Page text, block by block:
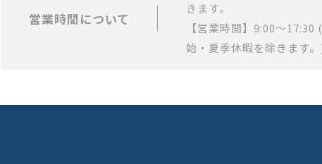
営業時間について
きます。
【営業時間】9:00～
始・夏季休暇を除きます